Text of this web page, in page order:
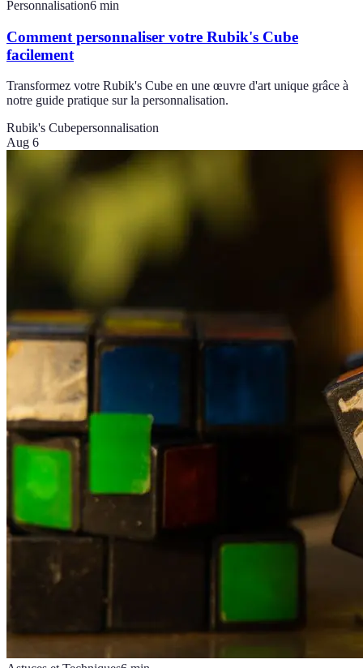
Personnalisation6 min
Comment personnaliser votre Rubik's Cube
facilement
Transformez votre Rubik's Cube en une œuvre d'art unique grâce à
notre guide pratique sur la personnalisation.
Rubik's Cubepersonnalisation
Aug 6